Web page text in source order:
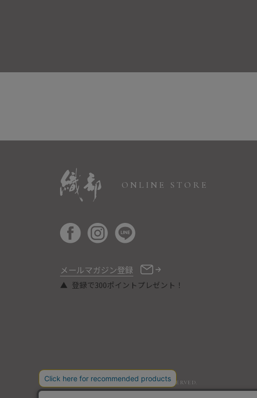
ONLINE STORE
メールマガジン登録
登録で300ポイントプレゼント！
COPYRIGHT © ORIBE ALL RIGHTS RESERVED.